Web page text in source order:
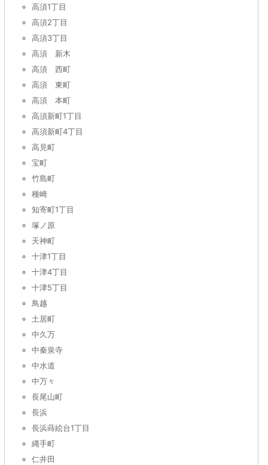
高須1丁目
高須2丁目
高須3丁目
高須 新木
高須 西町
高須 東町
高須 本町
高須新町1丁目
高須新町4丁目
高見町
宝町
竹島町
種崎
知寄町1丁目
塚ノ原
天神町
十津1丁目
十津4丁目
十津5丁目
鳥越
土居町
中久万
中秦泉寺
中水道
中万々
長尾山町
長浜
長浜蒔絵台1丁目
縄手町
仁井田